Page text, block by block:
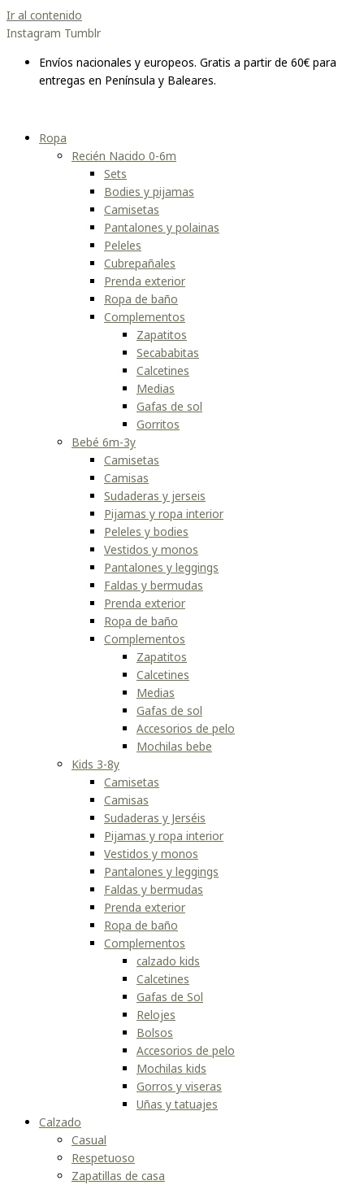
Ir al contenido
Instagram Tumblr
Envíos nacionales y europeos. Gratis a partir de 60€ para
entregas en Península y Baleares.
Ropa
Recién Nacido 0-6m
Sets
Bodies y pijamas
Camisetas
Pantalones y polainas
Peleles
Cubrepañales
Prenda exterior
Ropa de baño
Complementos
Zapatitos
Secababitas
Calcetines
Medias
Gafas de sol
Gorritos
Bebé 6m-3y
Camisetas
Camisas
Sudaderas y jerseis
Pijamas y ropa interior
Peleles y bodies
Vestidos y monos
Pantalones y leggings
Faldas y bermudas
Prenda exterior
Ropa de baño
Complementos
Zapatitos
Calcetines
Medias
Gafas de sol
Accesorios de pelo
Mochilas bebe
Kids 3-8y
Camisetas
Camisas
Sudaderas y Jerséis
Pijamas y ropa interior
Vestidos y monos
Pantalones y leggings
Faldas y bermudas
Prenda exterior
Ropa de baño
Complementos
calzado kids
Calcetines
Gafas de Sol
Relojes
Bolsos
Accesorios de pelo
Mochilas kids
Gorros y viseras
Uñas y tatuajes
Calzado
Casual
Respetuoso
Zapatillas de casa